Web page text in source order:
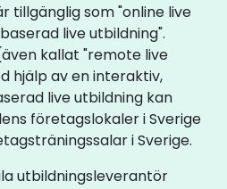
tillgänglig som "online live
live utbildning".
kallat "remote live
hjälp av en interaktiv,
live utbildning kan
företagslokaler i Sverige
i Sverige.
utbildningsleverantör